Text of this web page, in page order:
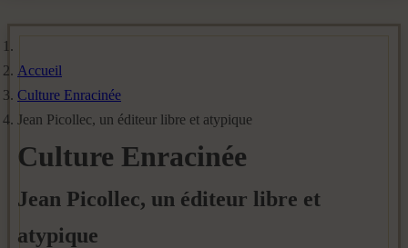
Accueil
Culture Enracinée
Jean Picollec, un éditeur libre et atypique
Culture Enracinée
Jean Picollec, un éditeur libre et
atypique